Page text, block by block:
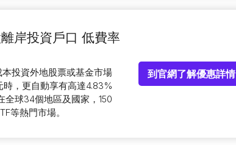
岸投資戶口 低費率
投資外地股票或基金市場
，更自動享有高達4.83%
全球34個地區及國家，150
等熱門市場。
到官網了解優惠詳情